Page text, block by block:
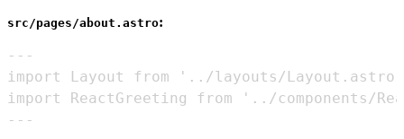
src/pages/about.astro: